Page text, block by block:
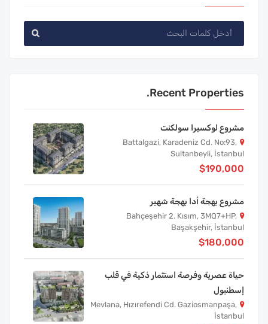
Recent Properties.
مشروع لوكسيرا سولكنت
Battalgazi, Karadeniz Cd. No:93,
Sultanbeyli, İstanbul
$190,000
مشروع بهجة أدا بهجة شهير
Bahçeşehir 2. Kısım, 3MQ7+HP,
Başakşehir, İstanbul
$180,000
حياة عصرية وفرصة استثمار ذكية في قلب
إسطنبول
Mevlana, Hızırefendi Cd. Gaziosmanpaşa,
İstanbul